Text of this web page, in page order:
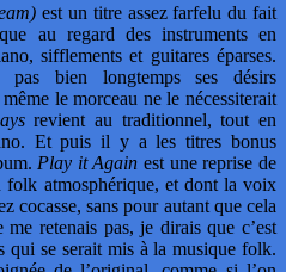
est un titre assez farfelu du fait
au regard des instruments en
sifflements et guitares éparses.
pas bien longtemps ses désirs
le morceau ne le nécessiterait
revient au traditionnel, tout en
Et puis il y a les titres bonus
Play it Again est une reprise de
atmosphérique, et dont la voix
cocasse, sans pour autant que cela
retenais pas, je dirais que c’est
qui se serait mis à la musique folk.